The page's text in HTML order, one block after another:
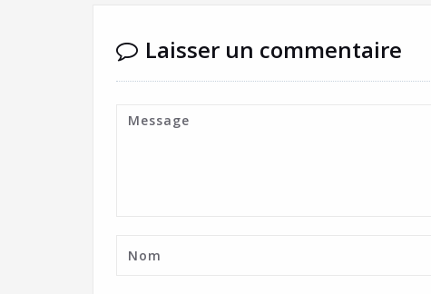
Laisser un commentaire